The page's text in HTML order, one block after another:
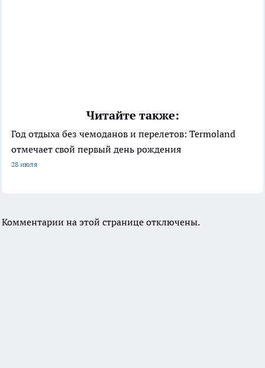
Читайте также:
Год отдыха без чемоданов и перелетов: Termoland
отмечает свой первый день рождения
28 июля
Комментарии на этой странице отключены.